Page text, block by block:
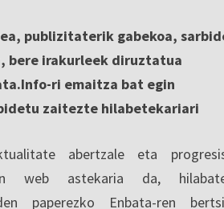
publizitaterik gabekoa,
bere irakurleek diruztatua
ri emaitza bat egin
zaitezte hilabetekariari
abertzale eta
web astekaria da,
paperezko Enbata-ren